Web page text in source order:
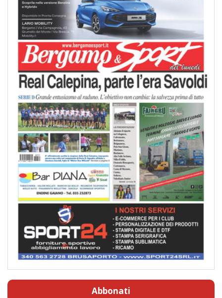
Abbonati